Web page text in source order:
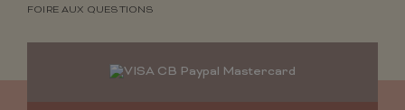
FOIRE AUX QUESTIONS